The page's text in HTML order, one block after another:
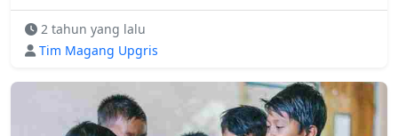
2 tahun yang lalu
Tim Magang Upgris